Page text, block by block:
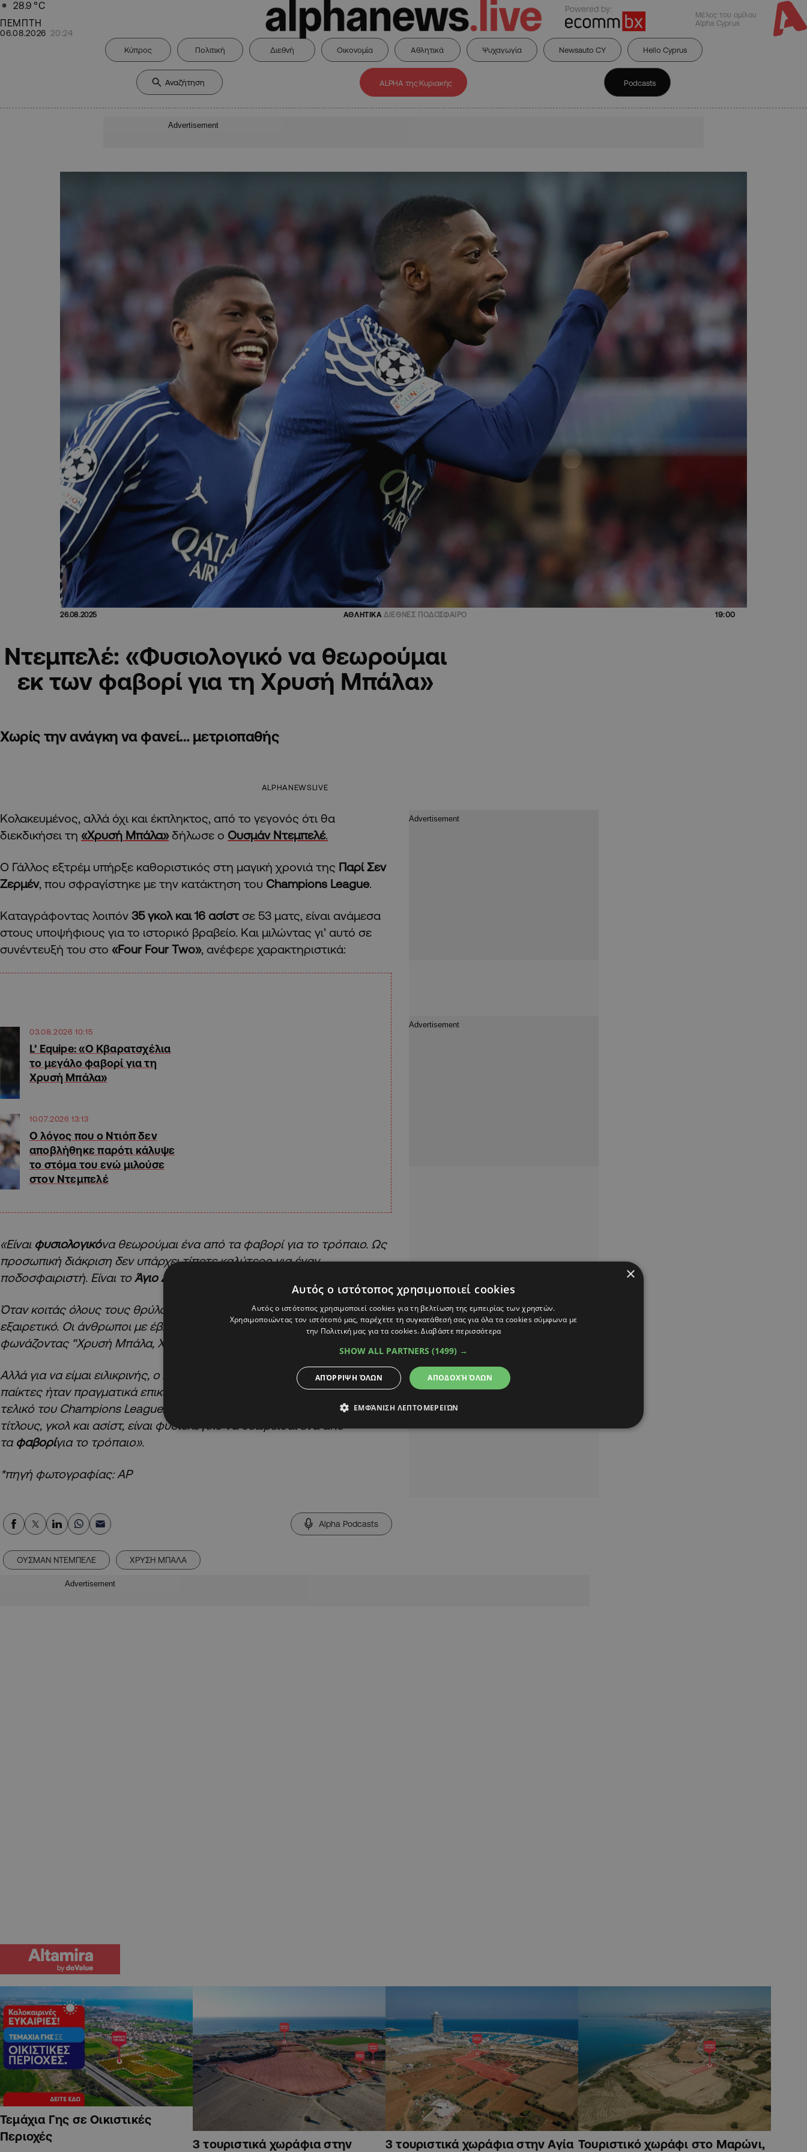
28.9 °C
ΠΕΜΠΤΗ
06.08.2026 20:24
Powered by:
Μέλος του ομίλου
Alpha Cyprus
Κύπρος Πολιτική Διεθνή Οικονομία Αθλητικά Ψυχαγωγία Newsauto CY Hello Cyprus
ALPHA της Κυριακής Podcasts
Advertisement
26.08.2025 ΑΘΛΗΤΙΚΑ ΔΙΕΘΝΕΣ ΠΟΔΟΣΦΑΙΡΟ 19:00
Ντεμπελέ: «Φυσιολογικό να θεωρούμαι
εκ των φαβορί για τη Χρυσή Μπάλα»
Χωρίς την ανάγκη να φανεί… μετριοπαθής
ALPHANEWSLIVE
Κολακευμένος, αλλά όχι και έκπληκτος, από το γεγονός ότι θα
διεκδικήσει τη «Χρυσή Μπάλα»δήλωσε ο Ουσμάν Ντεμπελέ.
Ο Γάλλος εξτρέμ υπήρξε καθοριστικός στη μαγική χρονιά της Παρί Σεν
Ζερμέν, που σφραγίστηκε με την κατάκτηση του Champions League.
Καταγράφοντας λοιπόν 35 γκολ και 16 ασίστσε 53 ματς, είναι ανάμεσα
στους υποψήφιους για το ιστορικό βραβείο. Και μιλώντας γι’ αυτό σε
συνέντευξή του στο «Four Four Two», ανέφερε χαρακτηριστικά:
03.08.2026 10:15
L’ Equipe: «Ο Κβαρατσχέλια
το μεγάλο φαβορί για τη
Χρυσή Μπάλα»
10.07.2026 13:13
Ο λόγος που ο Ντιόπ δεν
αποβλήθηκε παρότι κάλυψε
το στόμα του ενώ μιλούσε
στον Ντεμπελέ
«Είναι φυσιολογικόνα θεωρούμαι ένα από τα φαβορί για το τρόπαιο. Ως
προσωπική διάκριση δεν υπάρχει τίποτε καλύτερο για έναν
ποδοσφαιριστή. Είναι το Άγιο Δισκοπότηρο
Όταν κοιτάς όλους τους θρύλους που την έχουν κερδίσει, είναι
εξαιρετικό. Οι άνθρωποι με έβλεπαν και
φώναζαν το όνομά μου
φωνάζοντας “Χρυσή Μπάλα, Χρυσή Μπάλα”!
Αλλά για να είμαι ειλικρινής, ο
, το επιτελείο και όλοι οι
παίκτες ήταν πραγματικά επικεντρωμένοι στην ομάδα, ειδικά στον
τελικό του ChampionsLeague. Μετά από μια τέτοια σεζόν, με τέσσερις
τίτλους, γκολ και ασίστ, είναι φυσιολογικό να θεωρείσαι ένα από
τα φαβορίγια το τρόπαιο».
*πηγή φωτογραφίας: ΑΡ
Alpha Podcasts
ΟΥΣΜΑΝ ΝΤΕΜΠΕΛΕ ΧΡΥΣΗ ΜΠΑΛΑ
Advertisement
Τεμάχια Γης σε Οικιστικές
Περιοχές
3 τουριστικά χωράφια στην 3 τουριστικά χωράφια στην Αγία Τουριστικό χωράφι στο Μαρώνι,
×
Αυτός ο ιστότοπος χρησιμοποιεί cookies
Αυτός ο ιστότοπος χρησιμοποιεί cookies για τη βελτίωση της εμπειρίας των χρηστών.
Χρησιμοποιώντας τον ιστότοπό μας, παρέχετε τη συγκατάθεσή σας για όλα τα cookies σύμφωνα με
την Πολιτική μας για τα cookies.Διαβάστε περισσότερα
SHOW ALL PARTNERS (1499) →
ΑΠΟΔΟΧΉ ΌΛΩΝ
ΑΠΌΡΡΙΨΗ ΌΛΩΝ
ΕΜΦΆΝΙΣΗ ΛΕΠΤΟΜΕΡΕΙΏΝ